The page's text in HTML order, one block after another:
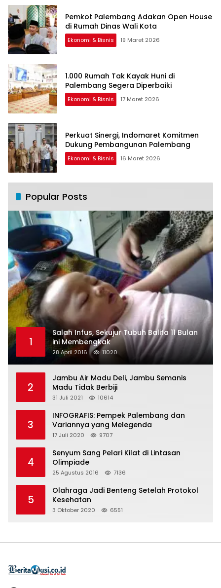
Pemkot Palembang Adakan Open House
di Rumah Dinas Wali Kota
Ekonomi & Bisnis 19 Maret 2026
1.000 Rumah Tak Kayak Huni di
Palembang Segera Diperbaiki
Ekonomi & Bisnis 17 Maret 2026
Perkuat Sinergi, Indomaret Komitmen
Dukung Pembangunan Palembang
Ekonomi & Bisnis 16 Maret 2026
Popular Posts
1
Salah Infus, Sekujur Tubuh Balita 11 Bulan
ini Membengkak
28 April 2016 11020
2
Jambu Air Madu Deli, Jambu Semanis
Madu Tidak Berbiji
31 Juli 2021 10614
3
INFOGRAFIS: Pempek Palembang dan
Variannya yang Melegenda
17 Juli 2020 9707
4
Senyum Sang Pelari Kilat di Lintasan
Olimpiade
25 Agustus 2016 7136
5
Olahraga Jadi Benteng Setelah Protokol
Kesehatan
3 Oktober 2020 6551